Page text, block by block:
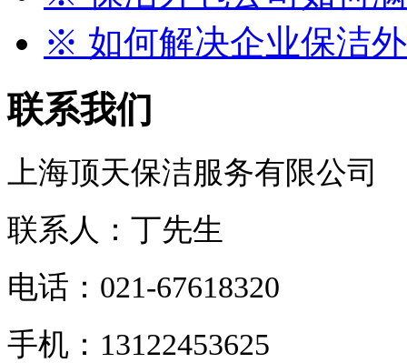
※ 如何解决企业保洁
联系我们
上海顶天保洁服务有限公司
联系人：丁先生
电话：021-67618320
手机：13122453625